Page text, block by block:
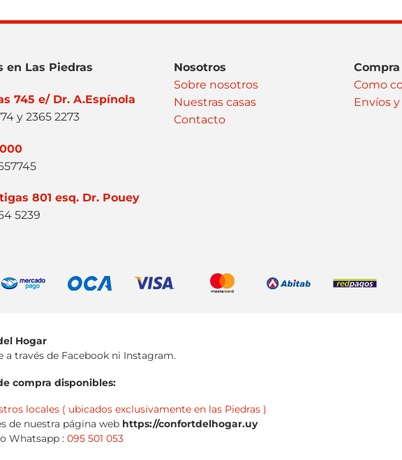
en Las Piedras
745 e/ Dr. A.Espínola
y 2365 2273
801 esq. Dr. Pouey
5239
Nosotros
Sobre nosotros
Nuestras casas
Contacto
Compra
Como
Envíos
Hogar
a través de Facebook ni Instagram.
compra disponibles:
locales ( ubicados exclusivamente en las Piedras )
de nuestra página web https://confortdelhogar.uy
Whatsapp : 095 501 053